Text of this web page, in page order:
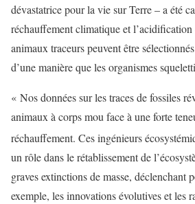
dévastatrice pour la vie sur Terre – a été
réchauffement climatique et l’acidification
animaux traceurs peuvent être
d’une manière que les organismes
« Nos données sur les traces de fossiles
animaux à corps mou face à une forte
réchauffement. Ces ingénieurs
un rôle dans le rétablissement de
graves extinctions de masse, déclenchant
exemple, les innovations évolutives et les